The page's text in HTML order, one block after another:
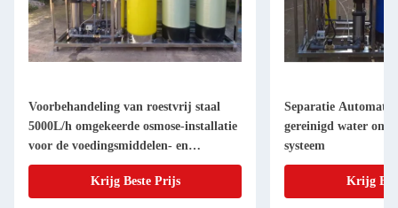
Voorbehandeling van roestvrij staal
5000L/h omgekeerde osmose-installatie
voor de voedingsmiddelen- en
drankenindustrie
Krijg Beste Prijs
Separatie
gereinigd water
systeem
Krijg